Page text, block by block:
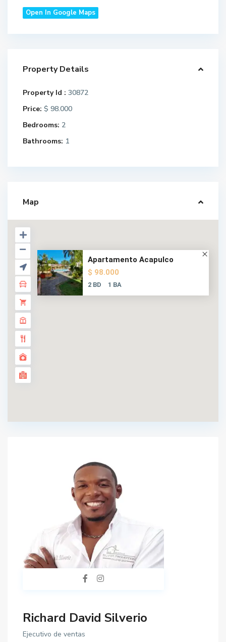
Open In Google Maps
Property Details
Property Id : 30872
Price: $ 98.000
Bedrooms: 2
Bathrooms: 1
Map
Apartamento Acapulco
$ 98.000
2 BD 1 BA
Richard David Silverio
Ejecutivo de ventas